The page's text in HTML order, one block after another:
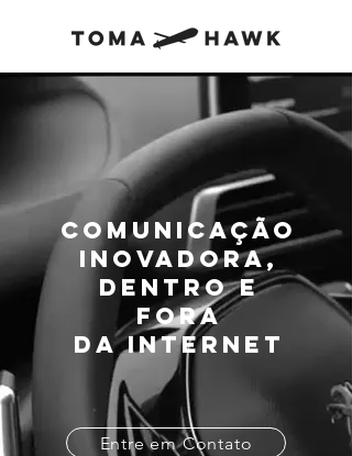
Comunicação
inovadora,
dentro e
fora
da internet
Entre em Contato